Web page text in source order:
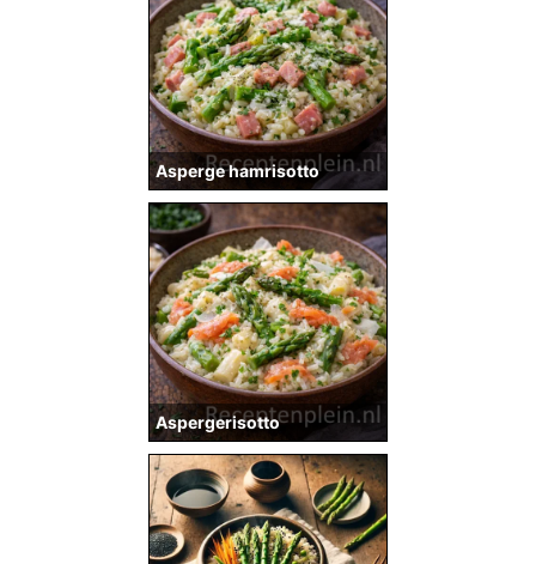
Asperge hamrisotto
Aspergerisotto